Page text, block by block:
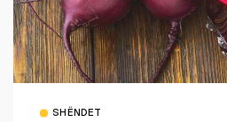
SHËNDET